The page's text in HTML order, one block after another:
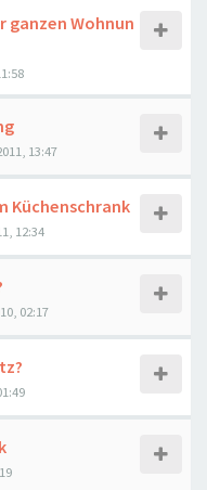
ganzen Wohnun
13:47
Küchenschrank
12:34
02:17